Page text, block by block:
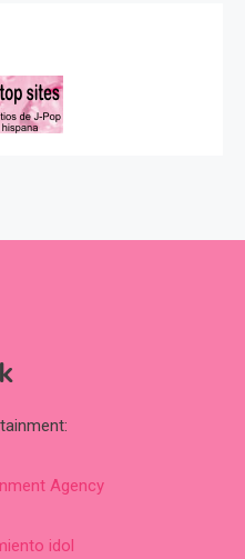
Agency
idol